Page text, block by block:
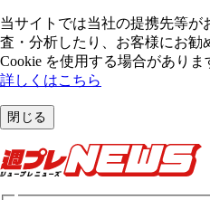
当サイトでは当社の提携先等が
査・分析したり、お客様にお勧
Cookie を使⽤する場合がありま
詳しくはこちら
閉じる